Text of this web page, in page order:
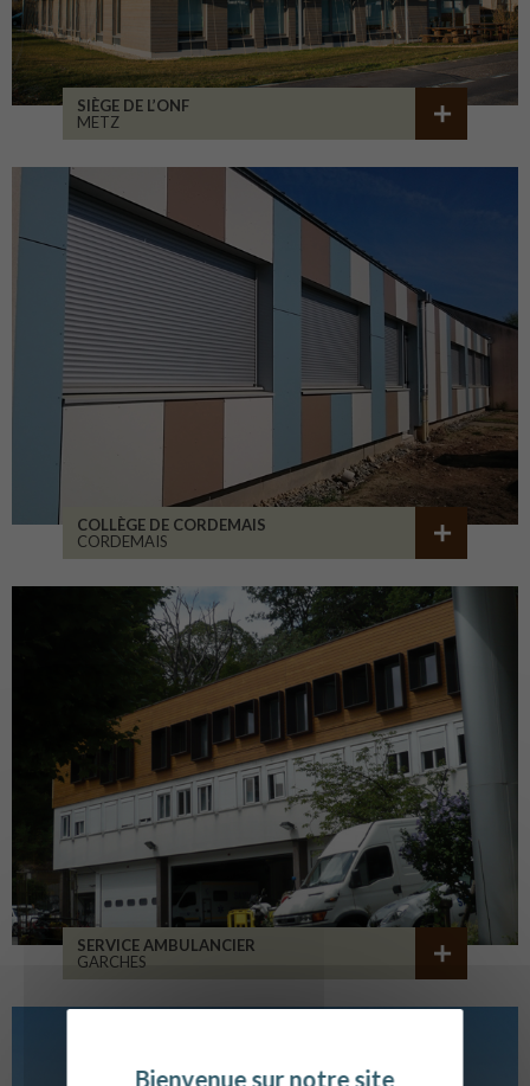
SIÈGE DE L’ONF
METZ
COLLÈGE DE CORDEMAIS
CORDEMAIS
SERVICE AMBULANCIER
GARCHES